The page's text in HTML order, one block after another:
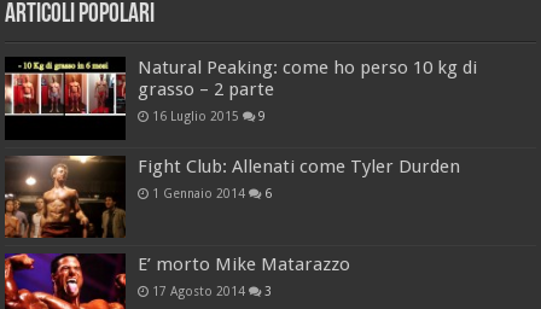
Articoli Popolari
Natural Peaking: come ho perso 10 kg di
grasso – 2 parte
16 Luglio 2015 9
Fight Club: Allenati come Tyler Durden
1 Gennaio 2014 6
E’ morto Mike Matarazzo
17 Agosto 2014 3